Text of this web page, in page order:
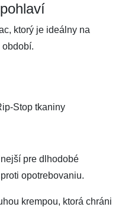
ktorý je ideálny na
období.
Stop tkaniny
pre dlhodobé
opotrebovaniu.
krempou, ktorá chráni